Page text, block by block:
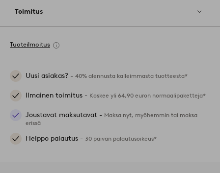
Toimitus
Tuoteilmoitus
Uusi asiakas? - 40% alennusta kalleimmasta tuotteesta*
Ilmainen toimitus - Koskee yli 64,90 euron normaalipaketteja*
Joustavat maksutavat - Maksa nyt, myöhemmin tai maksa
erissä
Helppo palautus - 30 päivän palautusoikeus*